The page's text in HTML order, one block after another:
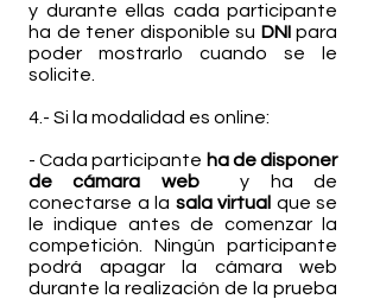
y durante ellas cada participante
ha de tener disponible su DNIpara
poder mostrarlo cuando se le
solicite.
4.- Si la modalidad es online:
- Cada participante ha de disponer
de cámara web
y ha de
conectarse a la sala virtual que se
le indique antes de comenzar la
competición. Ningún participante
podrá apagar la cámara web
durante la realización de la prueba